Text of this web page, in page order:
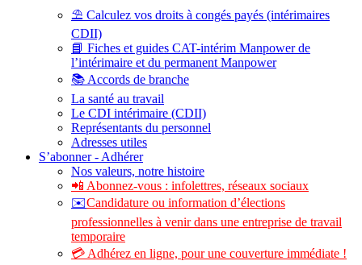
⛱️ Calculez vos droits à congés payés (intérimaires
CDII)
📘 Fiches et guides CAT-intérim Manpower de
l’intérimaire et du permanent Manpower
📚 Accords de branche
La santé au travail
Le CDI intérimaire (CDII)
Représentants du personnel
Adresses utiles
S’abonner - Adhérer
Nos valeurs, notre histoire
📲 Abonnez-vous : infolettres, réseaux sociaux
✉️Candidature ou information d’élections
professionnelles à venir dans une entreprise de travail
temporaire
💳 Adhérez en ligne, pour une couverture immédiate !